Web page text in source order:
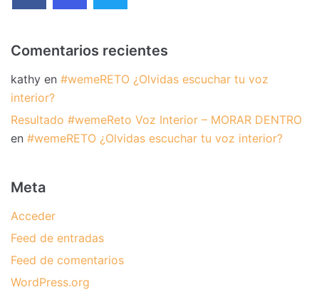
Comentarios recientes
kathy en #wemeRETO ¿Olvidas escuchar tu voz
interior?
Resultado #wemeReto Voz Interior – MORAR DENTRO
en #wemeRETO ¿Olvidas escuchar tu voz interior?
Meta
Acceder
Feed de entradas
Feed de comentarios
WordPress.org